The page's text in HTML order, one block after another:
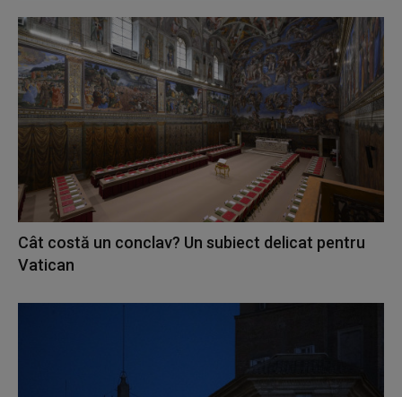
Cât costă un conclav? Un subiect delicat pentru
Vatican